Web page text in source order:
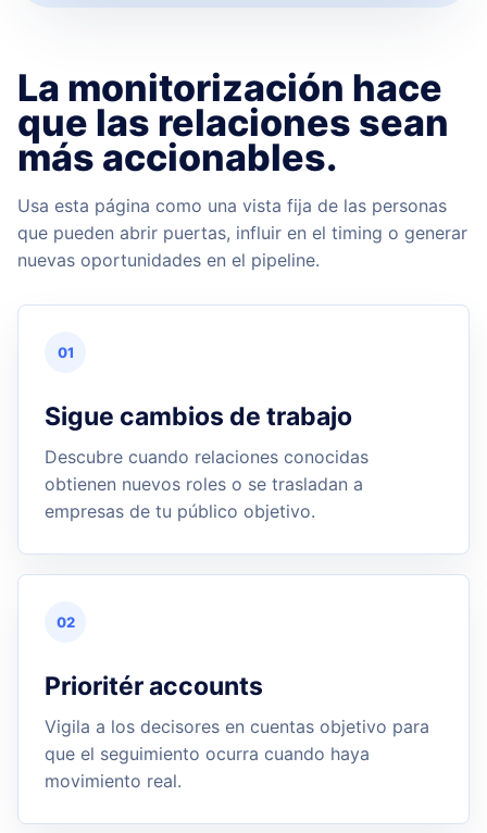
La monitorización hace
que las relaciones sean
más accionables.
Usa esta página como una vista fija de las personas
que pueden abrir puertas, influir en el timing o generar
nuevas oportunidades en el pipeline.
01
Sigue cambios de trabajo
Descubre cuando relaciones conocidas
obtienen nuevos roles o se trasladan a
empresas de tu público objetivo.
02
Prioritér accounts
Vigila a los decisores en cuentas objetivo para
que el seguimiento ocurra cuando haya
movimiento real.